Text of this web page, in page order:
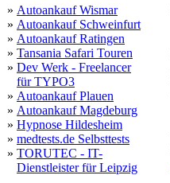
» Autoankauf Wismar
» Autoankauf Schweinfurt
» Autoankauf Ratingen
» Tansania Safari Touren
» Dev Werk - Freelancer
für TYPO3
» Autoankauf Plauen
» Autoankauf Magdeburg
» Hypnose Hildesheim
» medtests.de Selbsttests
» TORUTEC - IT-
Dienstleister für Leipzig